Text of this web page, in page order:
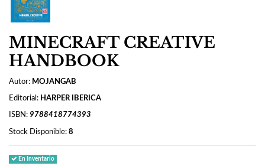
MINECRAFT CREATIVE
HANDBOOK
Autor: MOJANGAB
Editorial: HARPER IBERICA
ISBN: 9788418774393
Stock Disponible: 8
En Inventario